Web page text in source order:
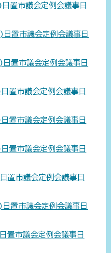
置市議会定例会議事日
置市議会定例会議事日
置市議会定例会議事日
置市議会定例会議事日
置市議会定例会議事日
置市議会定例会議事日
置市議会定例会議事日
置市議会定例会議事日
置市議会定例会議事日